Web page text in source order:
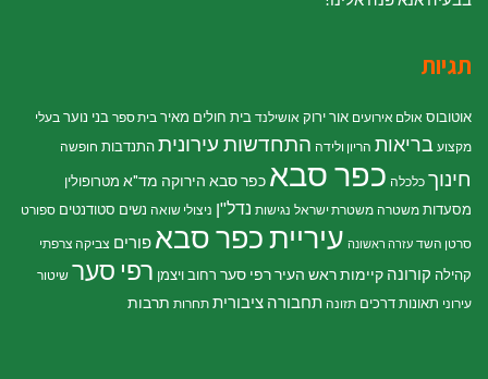
תגיות
אוטובוס אולם אירועים אור ירוק אושילנד בית חולים מאיר בית ספר בני נוער בעלי
מקצוע בריאות הריון ולידה התחדשות עירוניתהתנדבות חופשה
חינוך כלכלה כפר סבא כפר סבא הירוקה מד"א מטרופולין
מסעדות משטרה משטרת ישראל נגישות נדל"ן ניצולי שואה נשים סטודנטים ספורט
סרטן השד עזרה ראשונה עיריית כפר סבא פורים צביקה צרפתי
קהילה קורונה קיימותראש העיר רפי סער רחוב ויצמן רפי סער שיטור
עירוני תאונות דרכים תזונה תחבורה ציבורית תחרות תרבות